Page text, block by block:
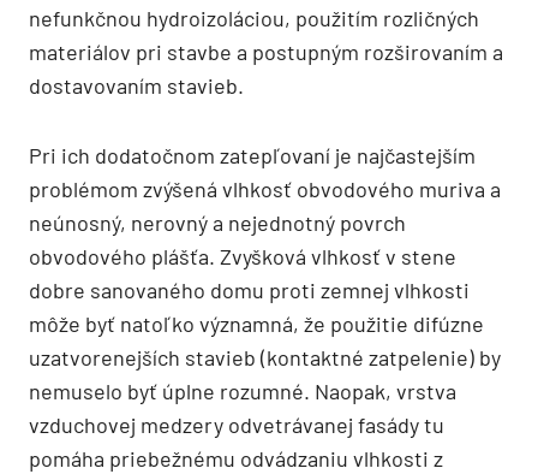
nefunkčnou hydroizoláciou, použitím rozličných
materiálov pri stavbe a postupným rozširovaním a
dostavovaním stavieb.
Pri ich dodatočnom zatepľovaní je najčastejším
problémom zvýšená vlhkosť obvodového muriva a
neúnosný, nerovný a nejednotný povrch
obvodového plášťa. Zvyšková vlhkosť v stene
dobre sanovaného domu proti zemnej vlhkosti
môže byť natoľko významná, že použitie difúzne
uzatvorenejších stavieb (kontaktné zatpelenie) by
nemuselo byť úplne rozumné. Naopak, vrstva
vzduchovej medzery odvetrávanej fasády tu
pomáha priebežnému odvádzaniu vlhkosti z